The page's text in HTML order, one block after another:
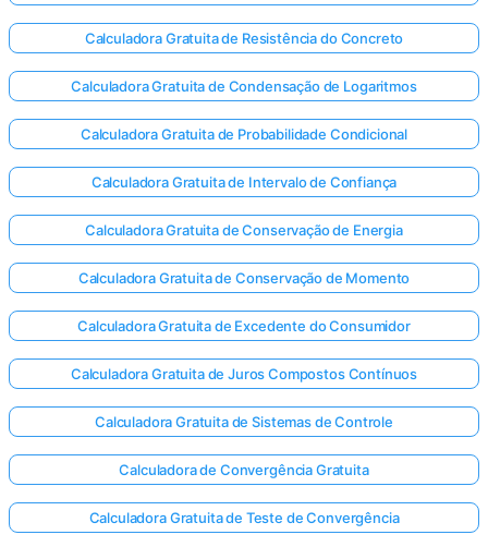
Calculadora Gratuita de Resistência do Concreto
Calculadora Gratuita de Condensação de Logaritmos
Calculadora Gratuita de Probabilidade Condicional
Calculadora Gratuita de Intervalo de Confiança
Calculadora Gratuita de Conservação de Energia
Calculadora Gratuita de Conservação de Momento
Calculadora Gratuita de Excedente do Consumidor
Calculadora Gratuita de Juros Compostos Contínuos
Calculadora Gratuita de Sistemas de Controle
Calculadora de Convergência Gratuita
Calculadora Gratuita de Teste de Convergência